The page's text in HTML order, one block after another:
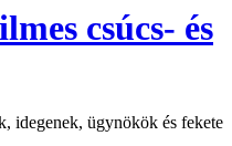
csúcs- és
idegenek, ügynökök és fekete